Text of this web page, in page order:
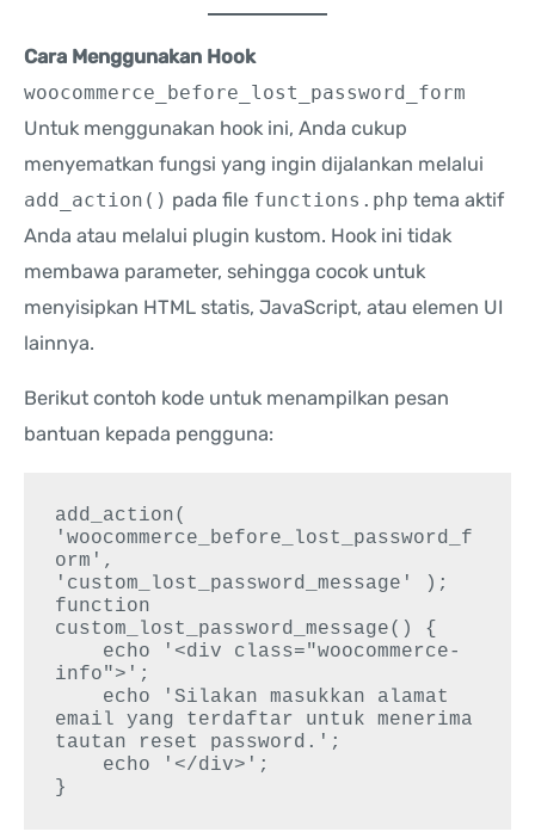
Cara Menggunakan Hook
woocommerce_before_lost_password_form
Untuk menggunakan hook ini, Anda cukup
menyematkan fungsi yang ingin dijalankan melalui
add_action() pada file functions.php tema aktif
Anda atau melalui plugin kustom. Hook ini tidak
membawa parameter, sehingga cocok untuk
menyisipkan HTML statis, JavaScript, atau elemen UI
lainnya.
Berikut contoh kode untuk menampilkan pesan
bantuan kepada pengguna:
add_action(
'woocommerce_before_lost_password_f
orm',
'custom_lost_password_message' );
function
custom_lost_password_message() {
info">';
email yang terdaftar untuk menerima
tautan reset password.';